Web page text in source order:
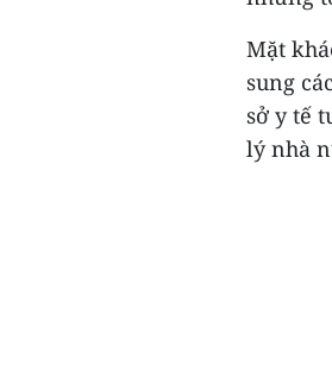
Mặt
sung
sở y tế
lý nhà